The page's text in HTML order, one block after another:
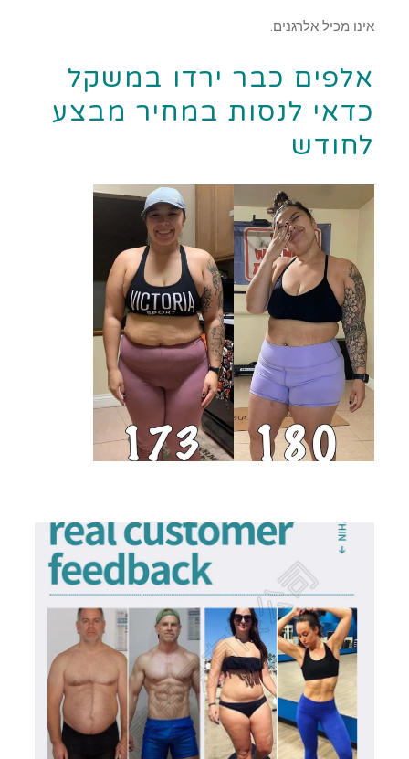
אינו מכיל אלרגנים.
אלפים כבר ירדו במשקל
כדאי לנסות במחיר מבצע
לחודש